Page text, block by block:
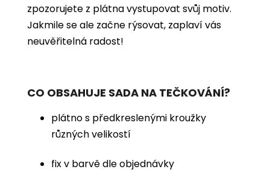
zpozorujete z plátna vystupovat svůj motiv.
Jakmile se ale začne rýsovat, zaplaví vás
neuvěřitelná radost!
CO OBSAHUJE SADA NA TEČKOVÁNÍ?
plátno s předkreslenými kroužky
různých velikostí
fix v barvě dle objednávky